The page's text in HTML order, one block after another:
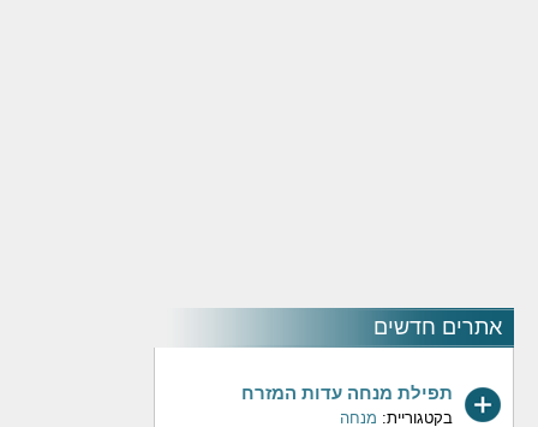
אתרים חדשים
תפילת מנחה עדות המזרח
בקטגוריית: מנחה